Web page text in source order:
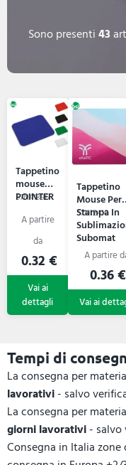
Sono presenti43
Tappetino
mouse
POINTER
57N41396
0.32 €
Tappetino
Mouse Per
Stampa In
Subomat
57N12410
0.36 €
Tempi di
La consegna per
lavorativi- salvo
La consegna per
giorni lavorativi-
Consegna in Italia